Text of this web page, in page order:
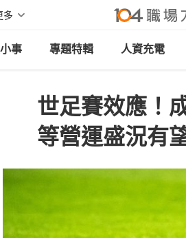
多
事 專題特輯 人資充電
世足賽效應！
等營運盛況有